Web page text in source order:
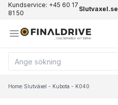
Kundservice: +45 60 17
81 50
Slutvaxel.se
Home/Slutväxel - Kubota - K040